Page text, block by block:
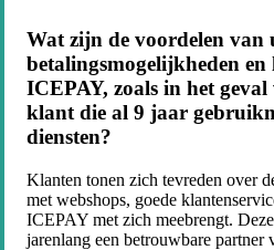
Wat zijn de voordelen van
betalingsmogelijkheden en
ICEPAY, zoals in het geval
klant die al 9 jaar
diensten?
Klanten tonen zich tevreden over
met webshops, goede
ICEPAY met zich meebrengt.
jarenlang een betrouwbare partner